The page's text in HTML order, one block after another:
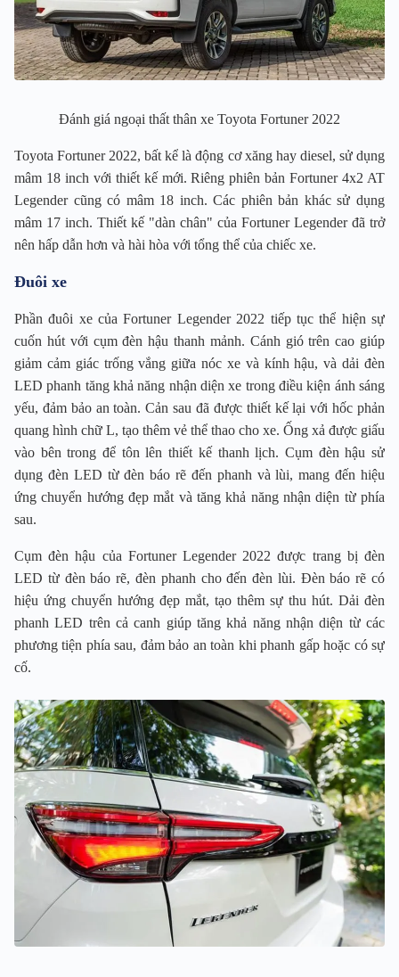
Đánh giá ngoại thất thân xe Toyota Fortuner 2022
Toyota Fortuner 2022, bất kể là động cơ xăng hay diesel, sử dụng
mâm 18 inch với thiết kế mới. Riêng phiên bản Fortuner 4x2 AT
Legender cũng có mâm 18 inch. Các phiên bản khác sử dụng
mâm 17 inch. Thiết kế "dàn chân" của Fortuner Legender đã trở
nên hấp dẫn hơn và hài hòa với tổng thể của chiếc xe.
Đuôi xe
Phần đuôi xe của Fortuner Legender 2022 tiếp tục thể hiện sự
cuốn hút với cụm đèn hậu thanh mảnh. Cánh gió trên cao giúp
giảm cảm giác trống vắng giữa nóc xe và kính hậu, và dải đèn
LED phanh tăng khả năng nhận diện xe trong điều kiện ánh sáng
yếu, đảm bảo an toàn. Cản sau đã được thiết kế lại với hốc phản
quang hình chữ L, tạo thêm vẻ thể thao cho xe. Ống xả được giấu
vào bên trong để tôn lên thiết kế thanh lịch. Cụm đèn hậu sử
dụng đèn LED từ đèn báo rẽ đến phanh và lùi, mang đến hiệu
ứng chuyển hướng đẹp mắt và tăng khả năng nhận diện từ phía
sau.
Cụm đèn hậu của Fortuner Legender 2022 được trang bị đèn
LED từ đèn báo rẽ, đèn phanh cho đến đèn lùi. Đèn báo rẽ có
hiệu ứng chuyển hướng đẹp mắt, tạo thêm sự thu hút. Dải đèn
phanh LED trên cả canh giúp tăng khả năng nhận diện từ các
phương tiện phía sau, đảm bảo an toàn khi phanh gấp hoặc có sự
cố.